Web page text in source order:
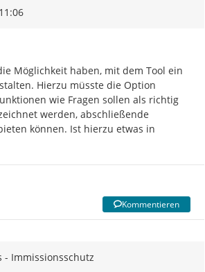
Zur Äußerung
Möglichkeit haben, mit dem Tool ein
Hierzu müsste die Option
wie Fragen sollen als richtig
werden, abschließende
können. Ist hierzu etwas in
Kommentieren
- Immissionsschutz